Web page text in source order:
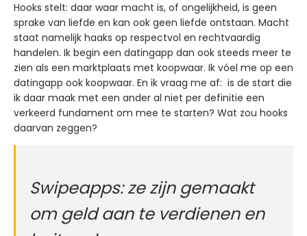
Hooks stelt: daar waar macht is, of ongelijkheid, is geen
sprake van liefde en kan ook geen liefde ontstaan. Macht
staat namelijk haaks op respectvol en rechtvaardig
handelen. Ik begin een datingapp dan ook steeds meer te
zien als een marktplaats met koopwaar. Ik vóel me op een
datingapp ook koopwaar. En ik vraag me af: is de start die
ik daar maak met een ander al niet per definitie een
verkeerd fundament om mee te starten? Wat zou hooks
daarvan zeggen?
Swipeapps: ze zijn gemaakt
om geld aan te verdienen en